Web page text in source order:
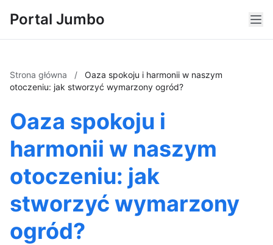
Portal Jumbo
Strona główna /
Oaza spokoju i harmonii w naszym
otoczeniu: jak stworzyć wymarzony ogród?
Oaza spokoju i
harmonii w naszym
otoczeniu: jak
stworzyć wymarzony
ogród?